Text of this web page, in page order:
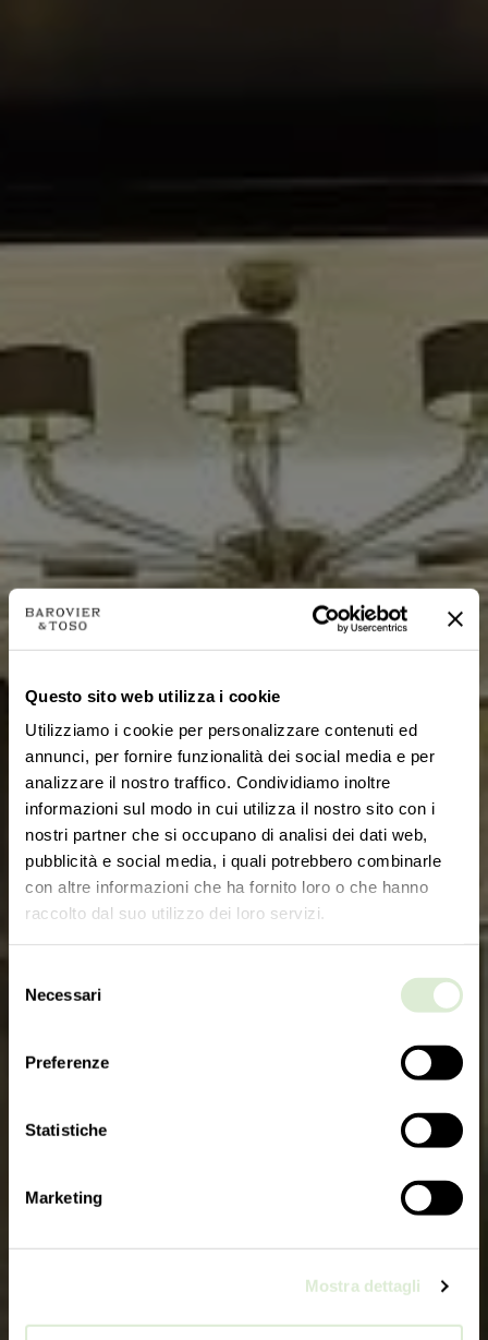
Questo sito web utilizza i cookie
Utilizziamo i cookie per personalizzare contenuti ed
annunci, per fornire funzionalità dei social media e per
analizzare il nostro traffico. Condividiamo inoltre
informazioni sul modo in cui utilizza il nostro sito con i
nostri partner che si occupano di analisi dei dati web,
pubblicità e social media, i quali potrebbero combinarle
con altre informazioni che ha fornito loro o che hanno
raccolto dal suo utilizzo dei loro servizi.
delNecessari
Preferenze
Statistiche
Marketing
Mostra dettagli